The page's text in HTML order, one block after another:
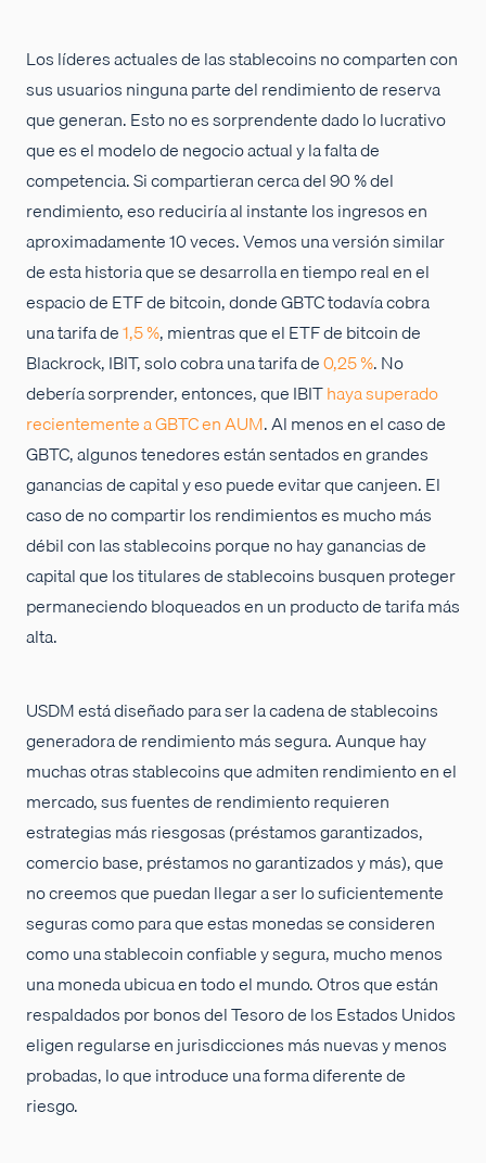
Los líderes actuales de las stablecoins no comparten con
sus usuarios ninguna parte del rendimiento de reserva
que generan. Esto no es sorprendente dado lo lucrativo
que es el modelo de negocio actual y la falta de
competencia. Si compartieran cerca del 90 % del
rendimiento, eso reduciría al instante los ingresos en
aproximadamente 10 veces. Vemos una versión similar
de esta historia que se desarrolla en tiempo real en el
espacio de ETF de bitcoin, donde GBTC todavía cobra
una tarifa de1,5 %, mientras que el ETF de bitcoin de
Blackrock, IBIT, solo cobra una tarifa de0,25 %. No
debería sorprender, entonces, que IBIThaya superado
recientemente a GBTC en AUM. Al menos en el caso de
GBTC, algunos tenedores están sentados en grandes
ganancias de capital y eso puede evitar que canjeen. El
caso de no compartir los rendimientos es mucho más
débil con las stablecoins porque no hay ganancias de
capital que los titulares de stablecoins busquen proteger
permaneciendo bloqueados en un producto de tarifa más
alta.
USDM está diseñado para ser la cadena de stablecoins
generadora de rendimiento más segura. Aunque hay
muchas otras stablecoins que admiten rendimiento en el
mercado, sus fuentes de rendimiento requieren
estrategias más riesgosas (préstamos garantizados,
comercio base, préstamos no garantizados y más), que
no creemos que puedan llegar a ser lo suficientemente
seguras como para que estas monedas se consideren
como una stablecoin confiable y segura, mucho menos
una moneda ubicua en todo el mundo. Otros que están
respaldados por bonos del Tesoro de los Estados Unidos
eligen regularse en jurisdicciones más nuevas y menos
probadas, lo que introduce una forma diferente de
riesgo.